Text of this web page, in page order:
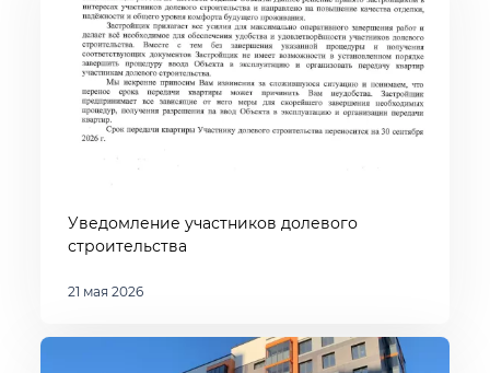
Уведомление участников долевого
строительства
21 мая 2026